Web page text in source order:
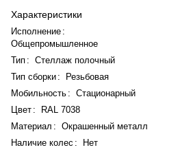
Характеристики
Исполнение :
Общепромышленное
Тип : Стеллаж полочный
Тип сборки:
Резьбовая
Мобильность : Стационарный
Цвет :
RAL 7038
Материал : Окрашенный металл
Наличие колес :
Нет